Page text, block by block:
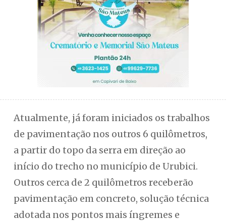
Atualmente, já foram iniciados os trabalhos
de pavimentação nos outros 6 quilômetros,
a partir do topo da serra em direção ao
início do trecho no município de Urubici.
Outros cerca de 2 quilômetros receberão
pavimentação em concreto, solução técnica
adotada nos pontos mais íngremes e